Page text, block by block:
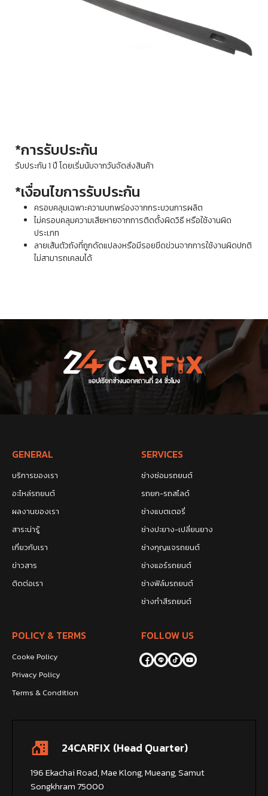
*การรับประกัน
รับประกัน 1 ปี โดยเริ่มนับจากวันจัดส่งสินค้า
*เงื่อนไขการรับประกัน
ครอบคลุมเฉพาะความบกพร่องจากกระบวนการผลิต
ไม่ครอบคลุมความเสียหายจากการติดตั้งผิดวิธี หรือใช้งานผิด
ประเภท
ลายเส้นตัวถังที่ถูกดัดแปลงหรือมีรอยขีดข่วนจากการใช้งานผิดปกติ
ไม่สามารถเคลมได้
GENERAL
บริการของเรา
อะไหล่รถยนต์
ผลงานของเรา
สาระน่ารู้
เกี่ยวกับเรา
ข่าวสาร
ติดต่อเรา
SERVICES
ช่างซ่อมรถยนต์
รถยก-รถสไลด์
ช่างแบตเตอรี่
ช่างปะยาง-เปลี่ยนยาง
ช่างกุญแจรถยนต์
ช่างแอร์รถยนต์
ช่างฟิล์มรถยนต์
ช่างทำสีรถยนต์
POLICY & TERMS
Cooke Policy
Privacy Policy
Terms & Condition
FOLLOW US
24CARFIX (Head Quarter)
196 Ekachai Road, Mae Klong, Mueang, Samut
Songkhram 75000